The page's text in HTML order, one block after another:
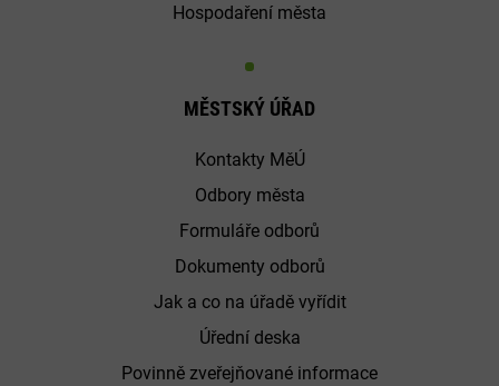
Hospodaření města
MĚSTSKÝ ÚŘAD
Kontakty MěÚ
Odbory města
Formuláře odborů
Dokumenty odborů
Jak a co na úřadě vyřídit
Úřední deska
Povinně zveřejňované informace